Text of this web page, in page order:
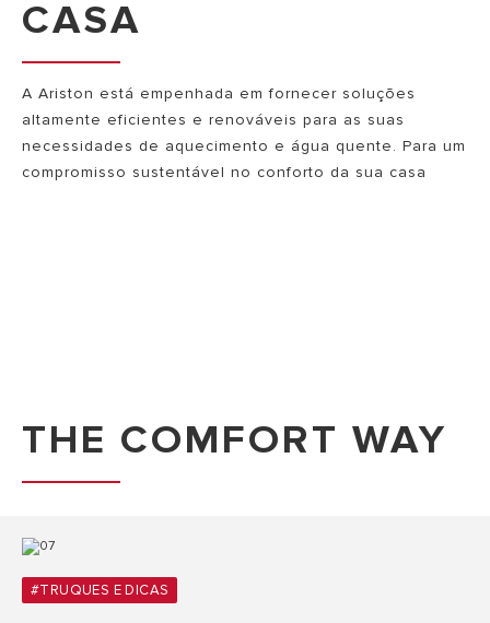
CASA
A Ariston está empenhada em fornecer soluções
altamente eficientes e renováveis para as suas
necessidades de aquecimento e água quente. Para um
compromisso sustentável no conforto da sua casa
THE COMFORT WAY
#TRUQUES E DICAS